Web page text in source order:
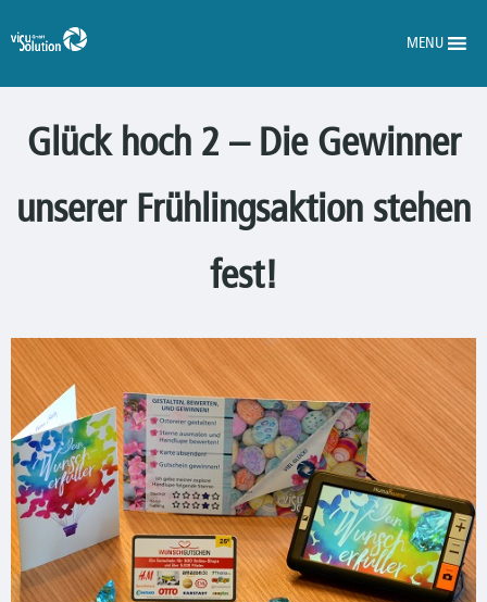
MENU
Glück hoch 2 – Die Gewinner
unserer Frühlingsaktion stehen
fest!